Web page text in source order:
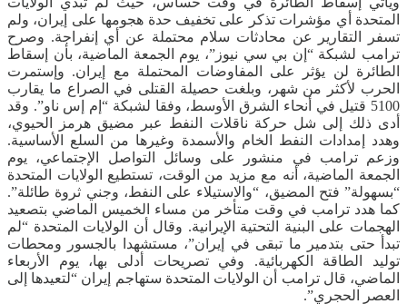
المتحدة أي مؤشرات تذكر على تخفيف حدة هجومها على إيران، ولم
تسفر التقارير عن محادثات سلام محتملة عن أي إنفراجة. وصرح
ترامب لشبكة “إن بي سي نيوز”، يوم الجمعة الماضية، بأن إسقاط
الطائرة لن يؤثر على المفاوضات المحتملة مع إيران. وإستمرت
الحرب لأكثر من شهر، وبلغت حصيلة القتلى في الصراع ما يقارب
5100 قتيل في أنحاء الشرق الأوسط، وفقا لشبكة “إم إس ناو”. وقد
أدى ذلك إلى شل حركة ناقلات النفط عبر مضيق هرمز الحيوي،
وهدد إمدادات النفط الخام والأسمدة وغيرها من السلع الأساسية.
وزعم ترامب في منشور على وسائل التواصل الإجتماعي، يوم
الجمعة الماضية، أنه مع مزيد من الوقت، تستطيع الولايات المتحدة
“بسهولة” فتح المضيق، “والاستيلاء على النفط، وجني ثروة طائلة”.
كما هدد ترامب في وقت متأخر من مساء الخميس الماضي بتصعيد
الهجمات على البنية التحتية الإيرانية. وقال أن الولايات المتحدة “لم
تبدأ حتى بتدمير ما تبقى في إيران”، مستشهدا بالجسور ومحطات
توليد الطاقة الكهربائية. وفي تصريحات أدلى بها، يوم الأربعاء
الماضي، قال ترامب أن الولايات المتحدة ستهاجم إيران “لتعيدها إلى
العصر الحجري”.